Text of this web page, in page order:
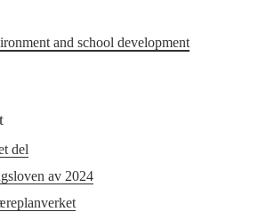
and school development
del
av 2024